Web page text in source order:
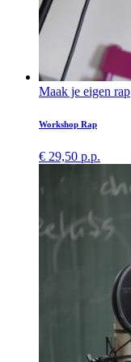
Maak je eigen rap
Workshop Rap
€ 29,50 p.p.